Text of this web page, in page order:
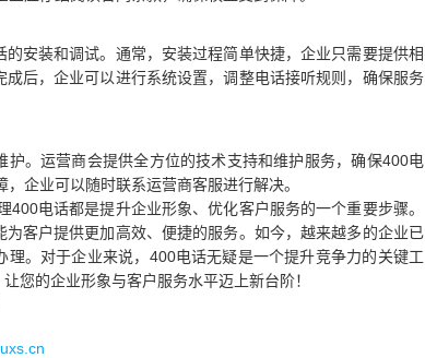
安装和调试。通常，安装过程简单快捷，企业只需要提供相
后，企业可以进行系统设置，调整电话接听规则，确保服务
。运营商会提供全方位的技术支持和维护服务，确保400电
企业可以随时联系运营商客服进行解决。
电话都是提升企业形象、优化客户服务的一个重要步骤。
客户提供更加高效、便捷的服务。如今，越来越多的企业已
。对于企业来说，400电话无疑是一个提升竞争力的关键工
您的企业形象与客户服务水平迈上新台阶！